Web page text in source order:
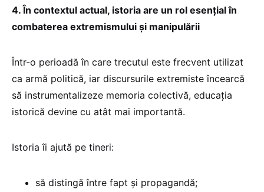
4. În contextul actual, istoria are un rol esențial în
combaterea extremismului și manipulării
Într-o perioadă în care trecutul este frecvent utilizat
ca armă politică, iar discursurile extremiste încearcă
să instrumentalizeze memoria colectivă, educația
istorică devine cu atât mai importantă.
Istoria îi ajută pe tineri:
să distingă între fapt și propagandă;